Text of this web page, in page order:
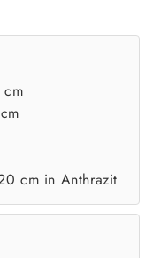
cm in Anthrazit